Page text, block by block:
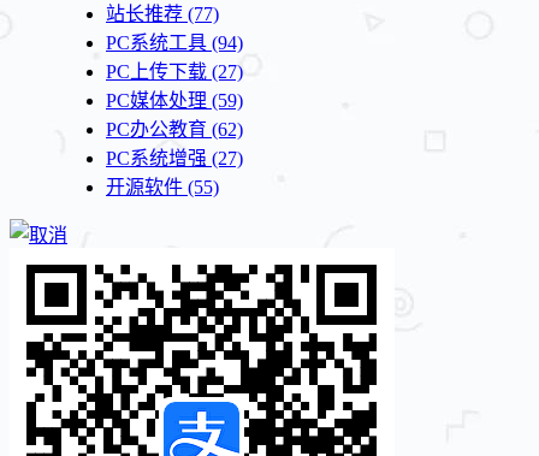
站长推荐 (77)
PC系统工具 (94)
PC上传下载 (27)
PC媒体处理 (59)
PC办公教育 (62)
PC系统增强 (27)
开源软件 (55)